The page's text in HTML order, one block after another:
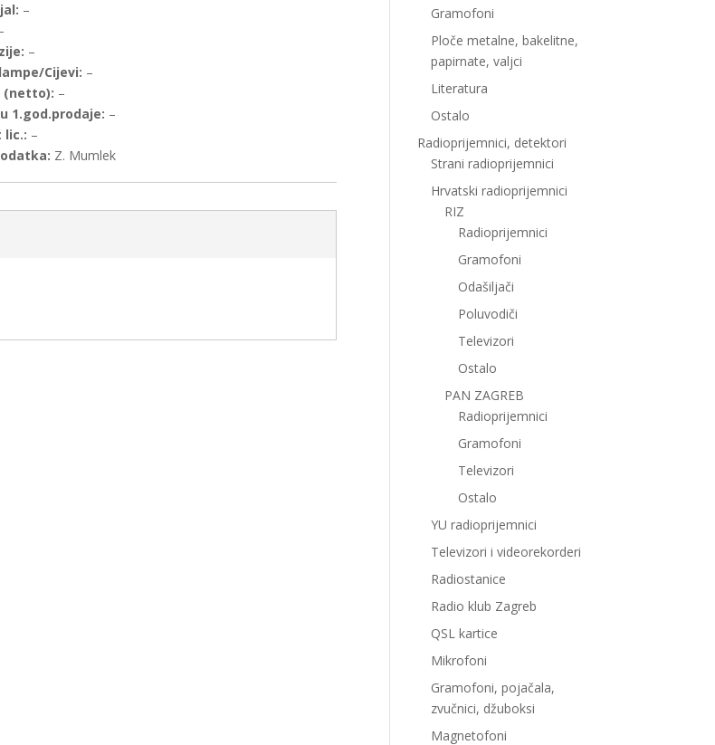
–
–
Cijevi: –
(netto): –
1.god.prodaje: –
lic.: –
Z. Mumlek
Gramofoni
Ploče metalne, bakelitne,
papirnate, valjci
Literatura
Ostalo
Radioprijemnici, detektori
Strani radioprijemnici
Hrvatski radioprijemnici
RIZ
Radioprijemnici
Gramofoni
Odašiljači
Poluvodiči
Televizori
Ostalo
PAN ZAGREB
Radioprijemnici
Gramofoni
Televizori
Ostalo
YU radioprijemnici
Televizori i videorekorderi
Radiostanice
Radio klub Zagreb
QSL kartice
Mikrofoni
Gramofoni, pojačala,
zvučnici, džuboksi
Magnetofoni